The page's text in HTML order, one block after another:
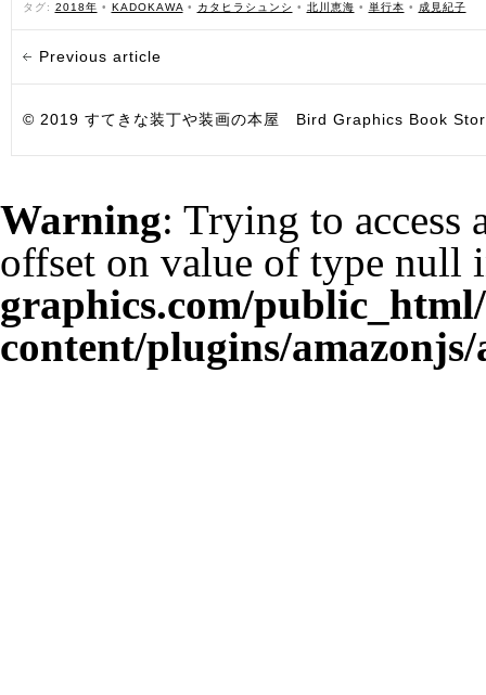
タグ: 2018年 • KADOKAWA • カタヒラシュンシ • 北川恵海 • 単行本 • 成見紀子
Previous article
© 2019 すてきな装丁や装画の本屋 Bird Graphics Book
Warning: Trying to access
offset on value of type null
graphics.com/
content/plugins/